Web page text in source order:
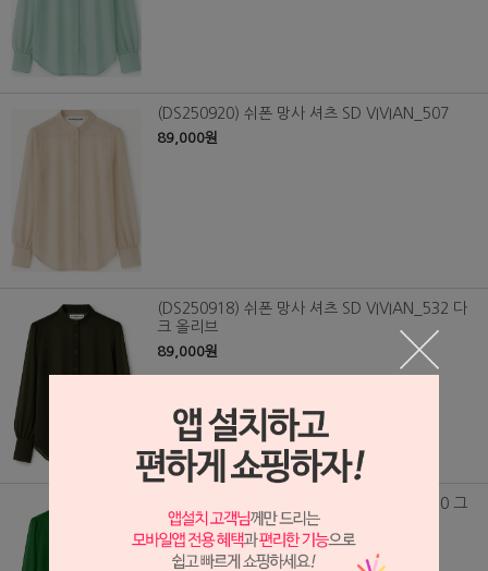
(DS250920) 쉬폰 망사 셔츠 SD VIVIAN_507
89,000원
(DS250918) 쉬폰 망사 셔츠 SD VIVIAN_532 다
크 올리브
89,000원
(DS250917) 쉬폰 망사 셔츠 SD VIVIAN_530 그
린
89,000원